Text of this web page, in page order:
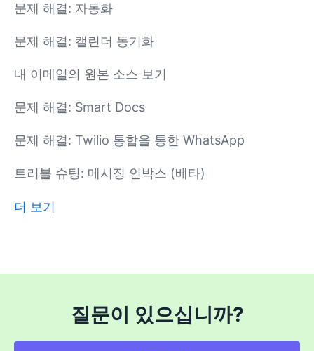
문제 해결: 자동화
문제 해결: 캘린더 동기화
내 이메일의 원본 소스 보기
문제 해결: Smart Docs
문제 해결: Twilio 통합을 통한 WhatsApp
트러블 슈팅: 메시징 인박스 (베타)
더 보기
질문이 있으십니까?